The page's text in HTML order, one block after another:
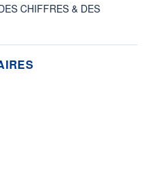
CHIFFRES & DES